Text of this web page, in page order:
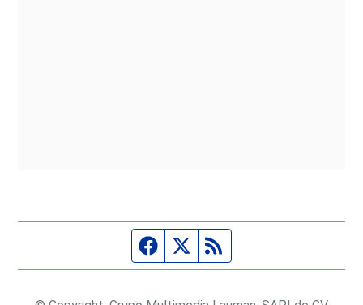
Página de Facebook
Fuente Twitter